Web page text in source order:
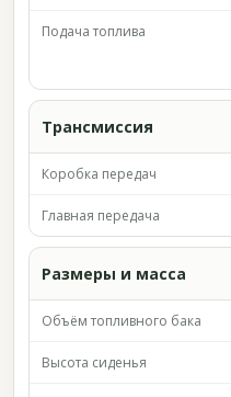
Подача топлива
Трансмиссия
Коробка передач
Главная передача
Размеры и масса
Объём топливного бака
Высота сиденья